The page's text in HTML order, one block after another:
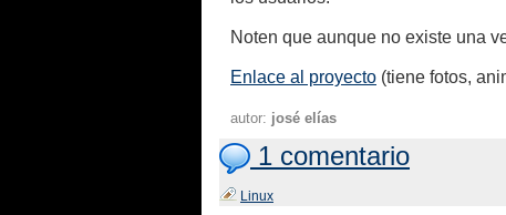
Noten que aunque no existe una
Enlace al proyecto (tiene fotos,
autor: josé elías
1 comentario
Linux